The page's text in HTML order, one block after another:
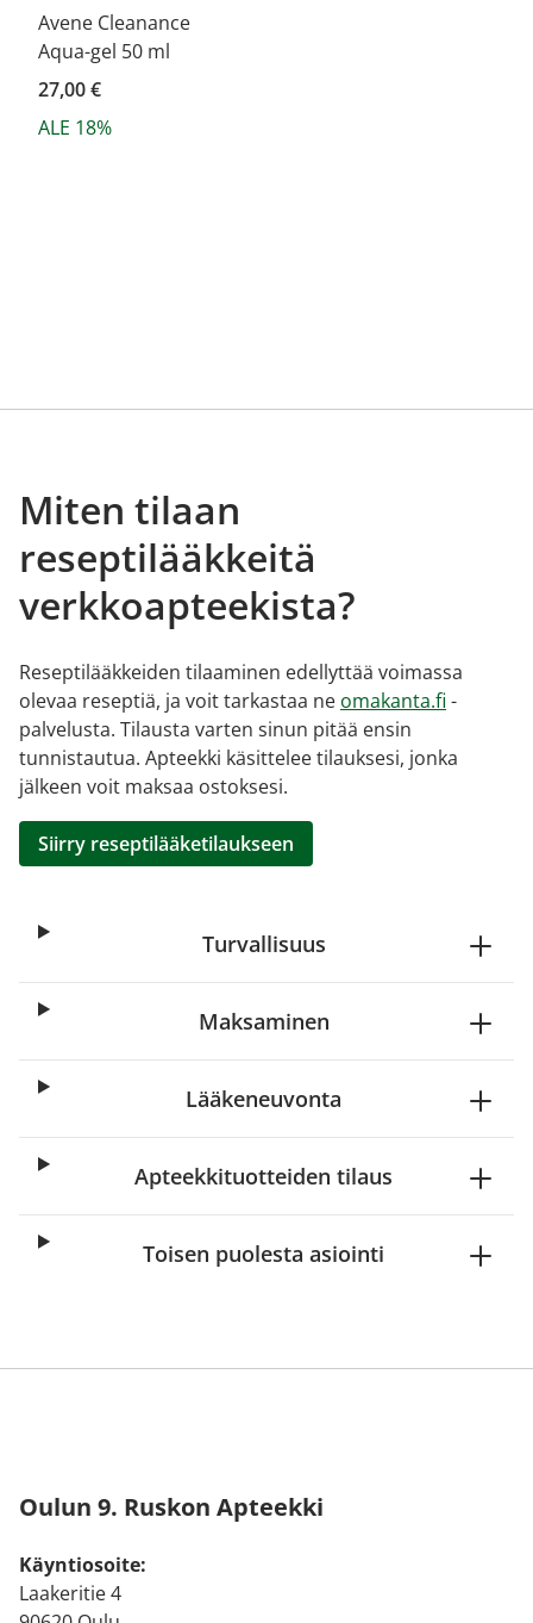
Avene Cleanance
Aqua-gel 50 ml
27,00 €
ALE 18%
Miten tilaan
reseptilääkkeitä
verkkoapteekista?
Reseptilääkkeiden tilaaminen edellyttää voimassa
olevaa reseptiä, ja voit tarkastaa ne omakanta.fi -
palvelusta. Tilausta varten sinun pitää ensin
tunnistautua. Apteekki käsittelee tilauksesi, jonka
jälkeen voit maksaa ostoksesi.
Siirry reseptilääketilaukseen
Turvallisuus
Maksaminen
Lääkeneuvonta
Apteekkituotteiden tilaus
Toisen puolesta asiointi
Oulun 9. Ruskon Apteekki
Käyntiosoite:
Laakeritie 4